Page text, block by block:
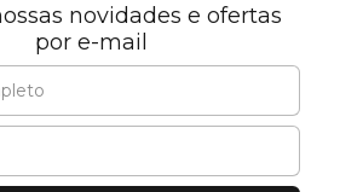
novidades e ofertas
por e-mail